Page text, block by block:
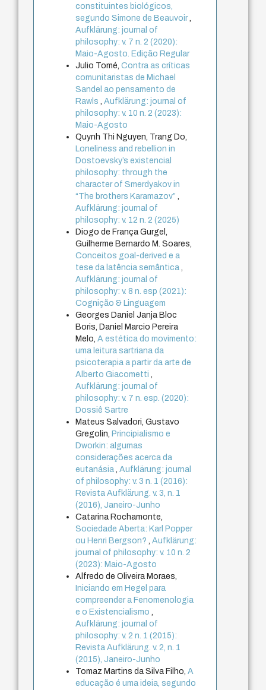
constituintes biológicos,
segundo Simone de Beauvoir,
Aufklärung: journal of
philosophy: v. 7 n. 2 (2020):
Maio-Agosto. Edição Regular
Julio Tomé,Contra as críticas
comunitaristas de Michael
Sandel ao pensamento de
Rawls,Aufklärung: journal of
philosophy: v. 10 n. 2 (2023):
Maio-Agosto
Quynh Thi Nguyen, Trang Do,
Loneliness and rebellion in
Dostoevsky’s existencial
philosophy: through the
character of Smerdyakov in
“The brothers Karamazov”,
Aufklärung: journal of
philosophy: v. 12 n. 2 (2025)
Diogo de França Gurgel,
Guilherme Bernardo M. Soares,
Conceitos goal-derived e a
tese da latência semântica,
Aufklärung: journal of
philosophy: v. 8 n. esp (2021):
Cognição & Linguagem
Georges Daniel Janja Bloc
Boris, Daniel Marcio Pereira
Melo,A estética do movimento:
uma leitura sartriana da
psicoterapia a partir da arte de
Alberto Giacometti,
Aufklärung: journal of
philosophy: v. 7 n. esp. (2020):
Dossiê Sartre
Mateus Salvadori, Gustavo
Gregolin, Principialismo e
Dworkin: algumas
considerações acerca da
eutanásia,Aufklärung: journal
of philosophy: v. 3 n. 1 (2016):
Revista Aufklärung. v. 3, n. 1
(2016), Janeiro-Junho
Catarina Rochamonte,
Sociedade Aberta: Karl Popper
ou Henri Bergson?,Aufklärung:
journal of philosophy: v. 10 n. 2
(2023): Maio-Agosto
Alfredo de Oliveira Moraes,
Iniciando em Hegel para
compreender a Fenomenologia
e o Existencialismo,
Aufklärung: journal of
philosophy: v. 2 n. 1 (2015):
Revista Aufklärung. v. 2, n. 1
(2015), Janeiro-Junho
Tomaz Martins da Silva Filho,A
educação é uma ideia, segundo